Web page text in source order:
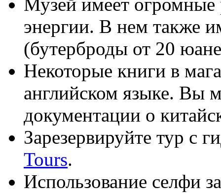
Музей имеет огромные
энергии. В нем также
(бутерброды от 20
Некоторые книги в
английском языке. Вы
документации о
Зарезервируйте тур с
Tours.
Использование селфи